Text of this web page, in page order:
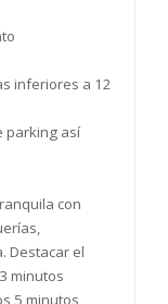
inferiores a 12
parking así
con
Destacar el
minutos